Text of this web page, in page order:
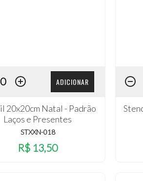
ADICIONAR
20x20cm Natal - Padrão
Laços e Presentes
STXXN-018
R$ 13,50